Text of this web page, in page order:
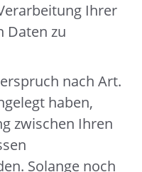
Ihrer
Daten zu
nach Art.
haben,
zwischen Ihren
Solange noch